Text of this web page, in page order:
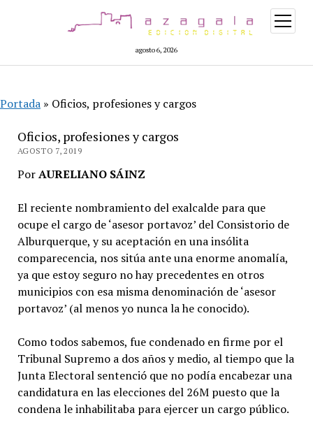
agosto 6, 2026
abrir
menú
Portada » Oficios, profesiones y cargos
Oficios, profesiones y cargos
AGOSTO 7, 2019
PorAURELIANO SÁINZ
El reciente nombramiento del exalcalde para que
ocupe el cargo de ‘asesor portavoz’ del Consistorio de
Alburquerque, y su aceptación en una insólita
comparecencia, nos sitúa ante una enorme anomalía,
ya que estoy seguro no hay precedentes en otros
municipios con esa misma denominación de ‘asesor
portavoz’ (al menos yo nunca la he conocido).
Como todos sabemos, fue condenado en firme por el
Tribunal Supremo a dos años y medio, al tiempo que la
Junta Electoral sentenció que no podía encabezar una
candidatura en las elecciones del 26M puesto que la
condena le inhabilitaba para ejercer un cargo público.